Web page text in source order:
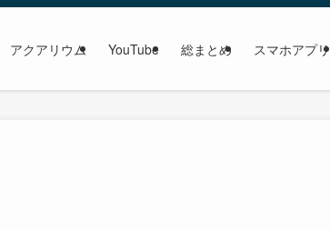
アクアリウム YouTube 総まとめ スマホアプリ